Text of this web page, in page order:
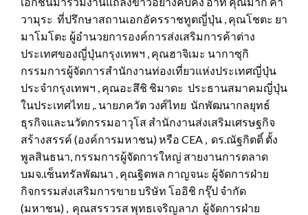
วามุระ ที่ปรึกษาสถานเอกอัครราชทูตญี่ปุ่น , คุณโชตะ ยา
มาโมโตะ ผู้อำนวยการองค์การส่งเสริมการค้าต่าง
ประเทศของญี่ปุ่นกรุงเทพฯ , คุณฮาจิเมะ นากาซุกิ
กรรมการผู้จัดการสำนักงานท่องเที่ยวแห่งประเทศญี่ปุ่น
ประจำกรุงเทพฯ , คุณอะสึชิ ชิมาดะ ประธานสมาคมญี่ปุ่น
ในประเทศไทย ,. นายภควัต วงศ์ไทย นักพัฒนากลยุทธ์
ธุรกิจและนวัตกรรมอาวุโส สำนักงานส่งเสริมเศรษฐกิจ
สร้างสรรค์ (องค์การมหาชน) หรือ CEA , ดร.ณัฐกิตติ์ ตั้ง
พูลสินธนา, กรรมการผู้จัดการใหญ่ สายงานการตลาด
บมจ.เซ็นทรัลพัฒนา , คุณฐิตพล กาญจนะ ผู้จัดการฝ่าย
กิจกรรมส่งเสริมการขาย บริษัท โออิชิ กรุ๊ป จำกัด
(มหาชน) , คุณสรรวรส พุทธเจริญลาภ ผู้จัดการฝ่าย